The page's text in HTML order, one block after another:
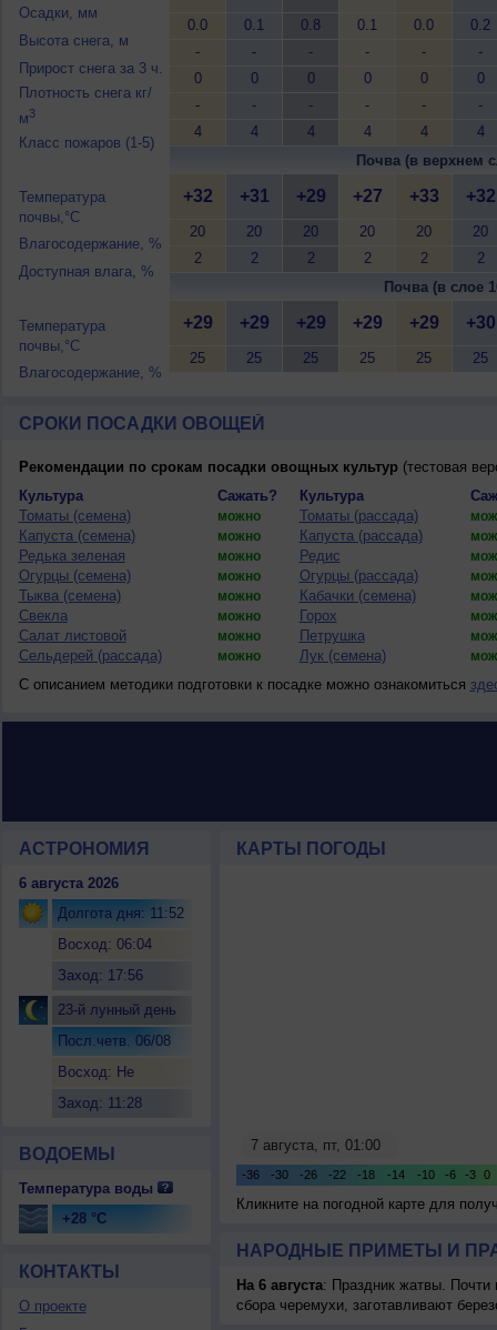
Осадки, мм
Высота снега, м
Прирост снега за 3 ч.
Плотность снега кг/
м3
Класс пожаров (1-5)
Температура
почвы,°C
Влагосодержание, %
Доступная влага, %
Температура
почвы,°C
Влагосодержание, %
0.0
-
0
-
4
0.1
-
0
-
4
0.8
-
0
-
4
0.1
-
0
-
4
0.0
-
0
-
4
0.2
-
0
-
4
Почва (в верхнем
+32
20
2
+31
20
2
+29
20
2
+27
20
2
+33
20
2
+32
20
2
Почва (в слое
+29
25
+29
25
+29
25
+29
25
+29
25
+30
25
СРОКИ ПОСАДКИ ОВОЩЕЙ
Рекомендации по срокам посадки овощных культур(тестовая
Культура
Сажать? Культура
Томаты (семена)
можно Томаты (рассада)
Капуста (семена) можно Капуста (рассада)
Редька зеленая можно Редис
Огурцы (семена) можно Огурцы (рассада)
Тыква (семена) можно Кабачки (семена)
Свекла можно Горох
Салат листовой можно Петрушка
Сельдерей (рассада) можно Лук (семена)
С описанием методики подготовки к посадке можно ознакомиться
АСТРОНОМИЯ
6 августа 2026
Долгота дня: 11:52
Восход: 06:04
Заход: 17:56
23-й лунный день
Посл.четв. 06/08
Восход: Не
Заход: 11:28
ВОДОЕМЫ
Температура воды
+28 °C
КОНТАКТЫ
О проекте
КАРТЫ ПОГОДЫ
Кликните на погодной карте для
НАРОДНЫЕ ПРИМЕТЫ И
На 6 августа: Праздник жатвы. Почти
сбора черемухи, заготавливают